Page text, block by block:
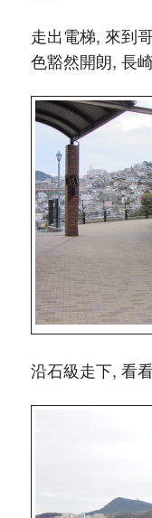
走出電梯, 來到
色豁然開朗, 長
沿石級走下, 看